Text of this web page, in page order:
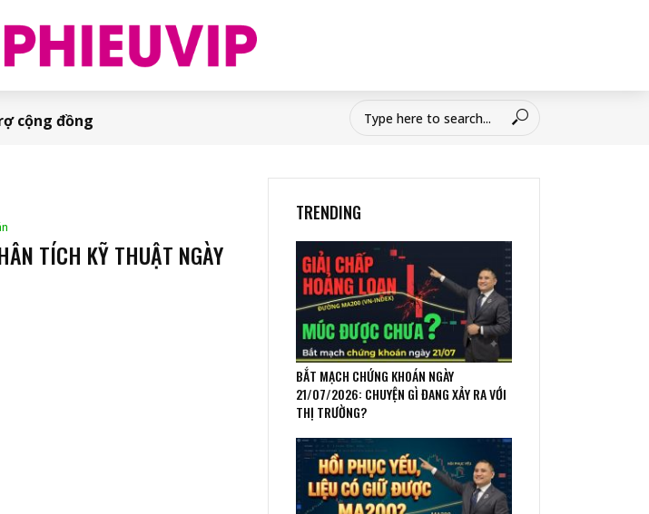
cộng đồng
TÍCH KỸ THUẬT NGÀY
TRENDING
BẮT MẠCH CHỨNG KHOÁN NGÀY
21/07/2026: CHUYỆN GÌ ĐANG XẢY RA VỚI
THỊ TRƯỜNG?